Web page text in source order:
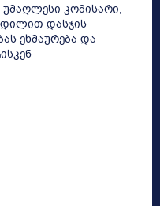
კომისარი,
დასჯის
ეხმაურება და